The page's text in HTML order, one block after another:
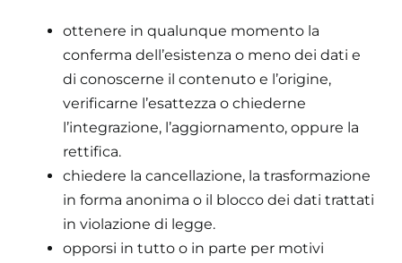
ottenere in qualunque momento la
conferma dell’esistenza o meno dei dati e
di conoscerne il contenuto e l’origine,
verificarne l’esattezza o chiederne
l’integrazione, l’aggiornamento, oppure la
rettifica.
chiedere la cancellazione, la trasformazione
in forma anonima o il blocco dei dati trattati
in violazione di legge.
opporsi in tutto o in parte per motivi